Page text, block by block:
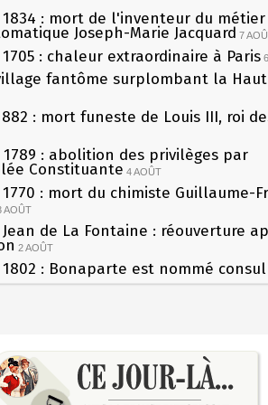
: mort de l'inventeur du
Joseph-Marie Jacquard 7
: chaleur extraordinaire à Paris
fantôme surplombant la
: mort funeste de Louis III, roi
: abolition des privilèges par
Constituante 4 AOÛT
: mort du chimiste Guillaume-
AOÛT
Jean de La Fontaine : réouverture
2 AOÛT
: Bonaparte est nommé
lettres en fonte de Léon Mougeot
1918 : mort d'Auguste Poulain,
Poulain 30 JUILLET
1610 : supplice de François
IV